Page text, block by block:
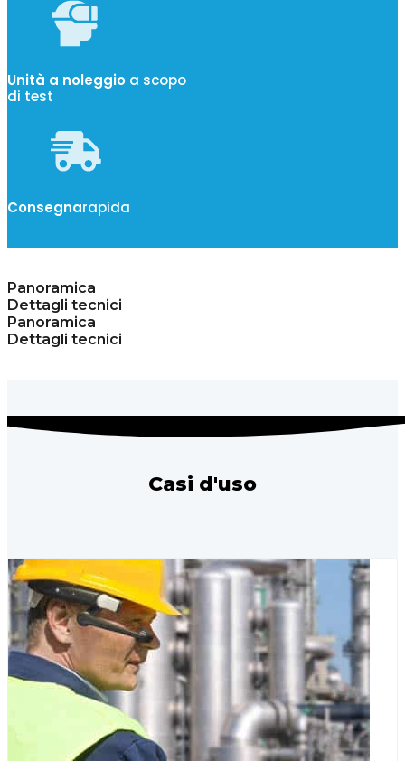
Unità a noleggio a scopo
di test
Consegnarapida
Panoramica
Dettagli tecnici
Panoramica
Dettagli tecnici
Casi d'uso